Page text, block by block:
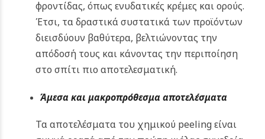
φροντίδας, όπως ενυδατικές κρέμες και ορούς.
Έτσι, τα δραστικά συστατικά των προϊόντων
διεισδύουν βαθύτερα, βελτιώνοντας την
απόδοσή τους και κάνοντας την περιποίηση
στο σπίτι πιο αποτελεσματική.
Άμεσα και μακροπρόθεσμα αποτελέσματα
Τα αποτελέσματα του χημικού peeling είναι